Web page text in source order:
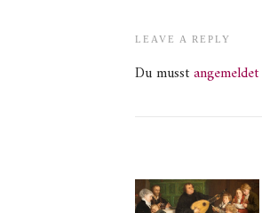
LEAVE A REPLY
Du musstangemeldet